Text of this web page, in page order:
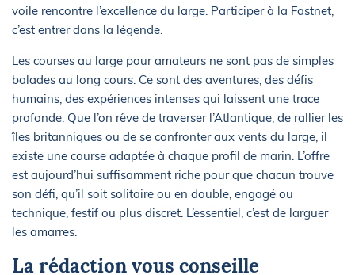
voile rencontre l’excellence du large. Participer à la Fastnet,
c’est entrer dans la légende.
Les courses au large pour amateurs ne sont pas de simples
balades au long cours. Ce sont des aventures, des défis
humains, des expériences intenses qui laissent une trace
profonde. Que l’on rêve de traverser l’Atlantique, de rallier les
îles britanniques ou de se confronter aux vents du large, il
existe une course adaptée à chaque profil de marin. L’offre
est aujourd’hui suffisamment riche pour que chacun trouve
son défi, qu’il soit solitaire ou en double, engagé ou
technique, festif ou plus discret. L’essentiel, c’est de larguer
les amarres.
La rédaction vous conseille